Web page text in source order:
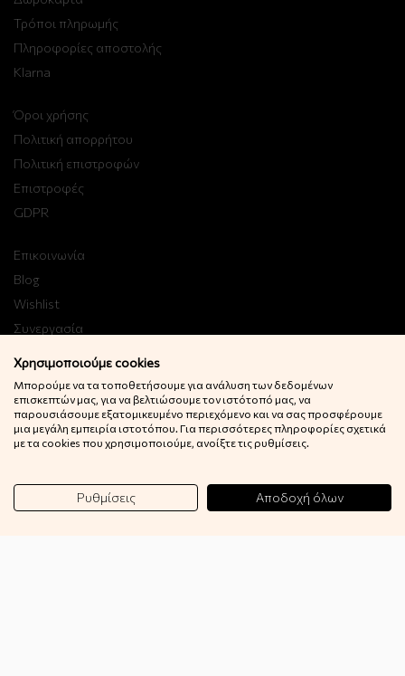
Τρόποι πληρωμής
Πληροφορίες αποστολής
Klarna
Όροι χρήσης
Πολιτική απορρήτου
Πολιτική επιστροφών
Επιστροφές
GDPR
Επικοινωνία
Blog
Wishlist
Συνεργασία
Εγγραφή στο Newsletter
Κερδίστε 10% έκπτωση στην πρώτη σας παραγγελία!
Εγγραφή
Χρησιμοποιούμε cookies
Μπορούμε να τα τοποθετήσουμε για ανάλυση των δεδομένων
επισκεπτών μας, για να βελτιώσουμε τον ιστότοπό μας, να
παρουσιάσουμε εξατομικευμένο περιεχόμενο και να σας προσφέρουμε
μια μεγάλη εμπειρία ιστοτόπου. Για περισσότερες πληροφορίες σχετικά
με τα cookies που χρησιμοποιούμε, ανοίξτε τις ρυθμίσεις.
Ρυθμίσεις Αποδοχή όλων